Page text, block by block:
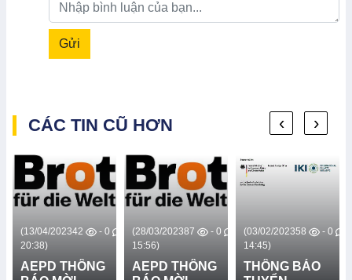
Gửi
CÁC TIN CŨ HƠN
(13/04/2023
20:38)
42 - 0
AEPD THÔNG
(28/03/2023
15:56)
87 - 0
AEPD THÔNG
(03/02/2023
14:45)
58 - 0
THÔNG BÁO
‹ ›